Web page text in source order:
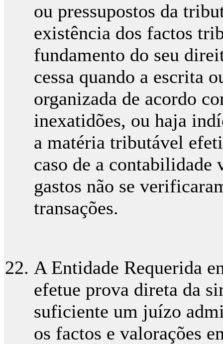
ou pressupostos da
existência dos factos
fundamento do seu
cessa quando a escrita
organizada de acordo
inexatidões, ou haja
a matéria tributável
caso de a
gastos não se
transações.
A Entidade Requerida
efetue prova direta da
suficiente um juízo
os factos e valorações